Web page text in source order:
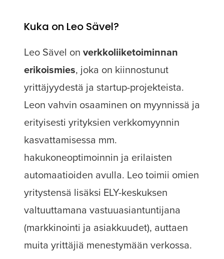
Kuka on Leo Sävel?
Leo Sävel on verkkoliiketoiminnan
erikoismies, joka on kiinnostunut
yrittäjyydestä ja startup-projekteista.
Leon vahvin osaaminen on myynnissä ja
erityisesti yrityksien verkkomyynnin
kasvattamisessa mm.
hakukoneoptimoinnin ja erilaisten
automaatioiden avulla. Leo toimii omien
yritystensä lisäksi ELY-keskuksen
valtuuttamana vastuuasiantuntijana
(markkinointi ja asiakkuudet), auttaen
muita yrittäjiä menestymään verkossa.